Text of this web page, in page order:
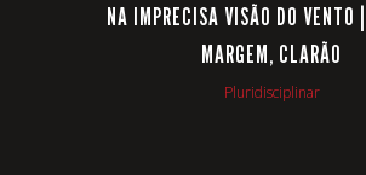
NA IMPRECISA VISÃO DO VENTO
MARGEM, CLARÃO
Pluridisciplinar